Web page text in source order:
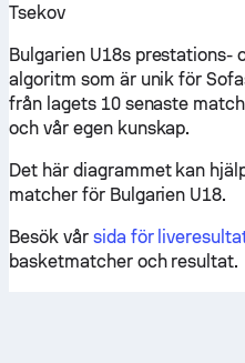
Tsekov
Bulgarien U18s prestations-
algoritm som är unik för
från lagets 10 senaste
och vår egen kunskap.
Det här diagrammet kan
matcher för Bulgarien U18.
Besök vår sida för
basketmatcher och resultat.